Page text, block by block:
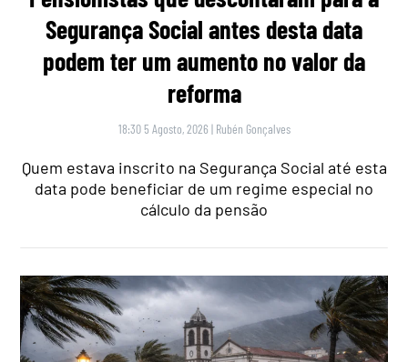
Segurança Social antes desta data
podem ter um aumento no valor da
reforma
18:30 5 Agosto, 2026 | Rubén Gonçalves
Quem estava inscrito na Segurança Social até esta
data pode beneficiar de um regime especial no
cálculo da pensão